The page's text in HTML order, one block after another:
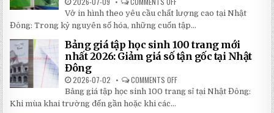
KHI
LẮP
ĐẶT
BỀN
ĐÁNG
ĐẦU
NHẤT
2026
CHỈ
24H
ĐỂ
HOÀN
VỞ
IN
HÌNH
YÊU
CHẤT
LƯỢNG
Vở in hình theo yêu cầu chất lượng cao tại Nhật
Đông: Trong kỷ nguyên số hóa, những cuốn tập...
Bảng giá tập học sinh 100 trang mới
nhất 2026: Giảm giá số tận gốc tại Nhật
Đông
2026-07-02 COMMENTS OFF
BẢNG
GIÁ
Bảng giá tập học sinh 100 trang sỉ tại Nhật Đông:
Khi mùa khai trường đến gần hoặc khi các...